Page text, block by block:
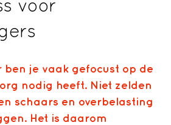
voor
ben je vaak gefocust op de
nodig heeft. Niet zelden
schaars en overbelasting
Het is daarom